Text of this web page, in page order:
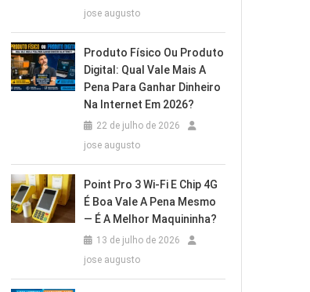
jose augusto
Produto Físico Ou Produto
Digital: Qual Vale Mais A
Pena Para Ganhar Dinheiro
Na Internet Em 2026?
22 de julho de 2026
jose augusto
Point Pro 3 Wi‑Fi E Chip 4G
É Boa Vale A Pena Mesmo
— É A Melhor Maquininha?
13 de julho de 2026
jose augusto